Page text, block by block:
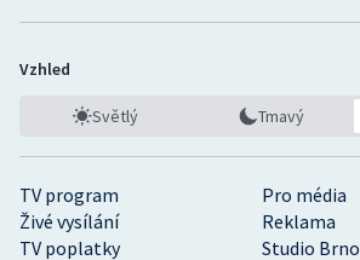
TV program
Pro média
Živé vysílání
Reklama
TV poplatky
Studio Brno
Vzhled
Světlý Tmavý